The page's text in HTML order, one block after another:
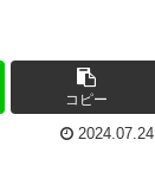
コピー
2024.07.24